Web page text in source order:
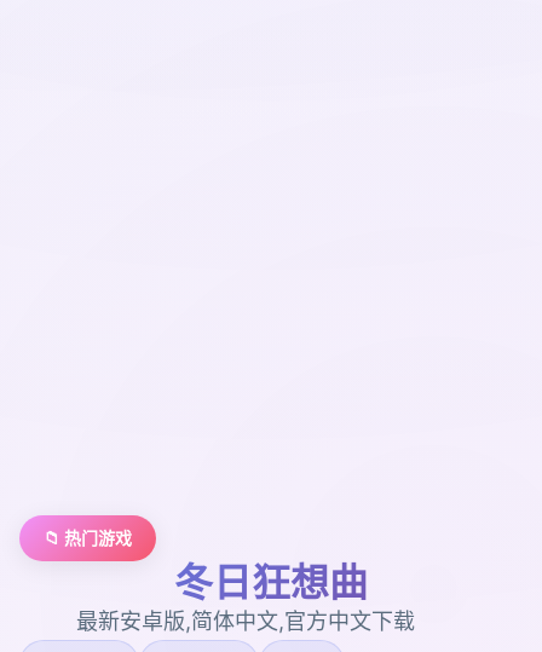
📁 热门游戏
冬日狂想曲
最新安卓版,简体中文,官方中文下载